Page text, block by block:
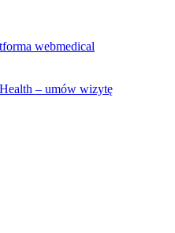
webmedical
– umów wizytę